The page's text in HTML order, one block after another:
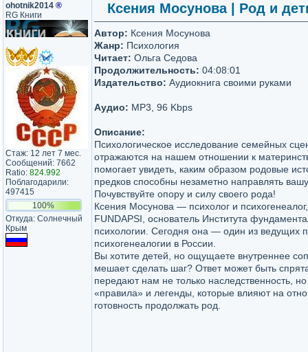
ohotnik2014 ®
RG Книги
Стаж: 12 лет 7 мес.
Сообщений: 7662
Ratio: 824.992
Поблагодарили:
497415
100%
Откуда: Солнечный
Крым
Ксения Мосунова | Род и
Автор: Ксения Мосунова
Жанр: Психология
Читает: Ольга Седова
Продолжительность: 04:08:01
Издательство: Аудиокнига своими руками
Аудио: MP3, 96 Kbps
Описание:
Психологическое исследование семейных
отражаются на нашем отношении к
помогает увидеть, каким образом родовые
предков способны незаметно направлять
Почувствуйте опору и силу своего рода!
Ксения Мосунова — психолог и
FUNDAPSI, основатель Института
психологии. Сегодня она — один из ведущих
психогенеалогии в России.
Вы хотите детей, но ощущаете внутреннее
мешает сделать шаг? Ответ может быть
передают нам не только наследственность,
«правила» и легенды, которые влияют на
готовность продолжать род.